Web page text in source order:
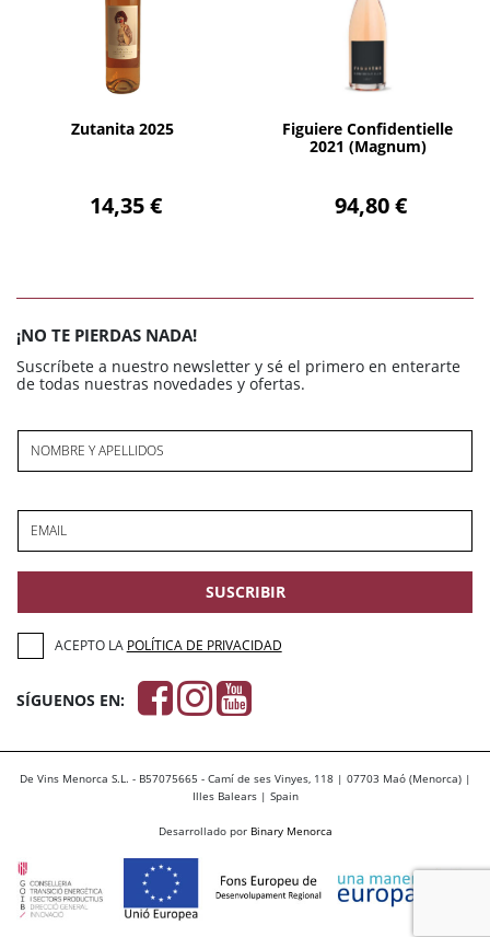
Zutanita 2025
14,35 €
AÑADIR
Figuiere Confidentielle
2021 (Magnum)
94,80 €
AÑADIR
¡NO TE PIERDAS NADA!
Suscríbete a nuestro newsletter y sé el primero en enterarte
de todas nuestras novedades y ofertas.
NOMBRE Y APELLIDOS
EMAIL
SUSCRIBIR
ACEPTO LA POLÍTICA DE PRIVACIDAD
SÍGUENOS EN:
De Vins Menorca S.L. - B57075665 - Camí de ses Vinyes, 118 | 07703 Maó (Menorca) |
Illes Balears | Spain
Desarrollado por Binary Menorca